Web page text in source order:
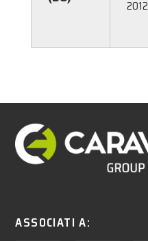
2012
ASSOCIATI A: